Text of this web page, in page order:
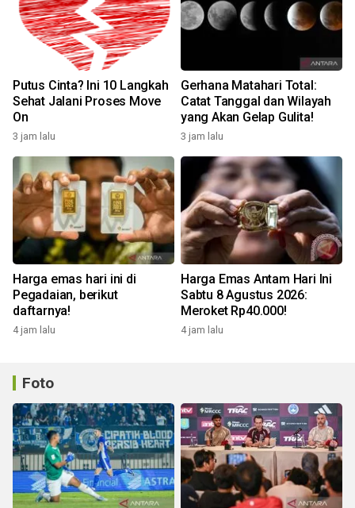
Putus Cinta? Ini 10 Langkah
Sehat Jalani Proses Move
On
3 jam lalu
Gerhana Matahari Total:
Catat Tanggal dan Wilayah
yang Akan Gelap Gulita!
3 jam lalu
Harga emas hari ini di
Pegadaian, berikut
daftarnya!
4 jam lalu
Harga Emas Antam Hari Ini
Sabtu 8 Agustus 2026:
Meroket Rp40.000!
4 jam lalu
Foto